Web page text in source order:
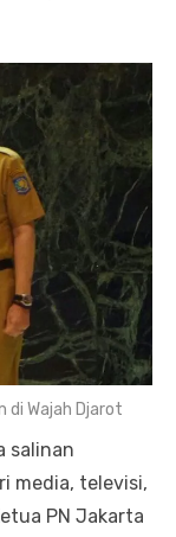
di Wajah Djarot
salinan
media, televisi,
PN Jakarta